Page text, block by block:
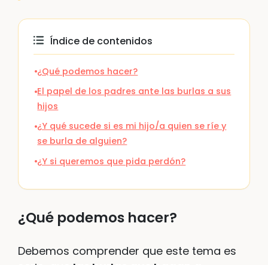
Índice de contenidos
¿Qué podemos hacer?
El papel de los padres ante las burlas a sus
hijos
¿Y qué sucede si es mi hijo/a quien se ríe y
se burla de alguien?
¿Y si queremos que pida perdón?
¿Qué podemos hacer?
Debemos comprender que este tema es